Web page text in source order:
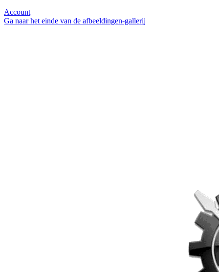
Account
Ga naar het einde van de afbeeldingen-gallerij